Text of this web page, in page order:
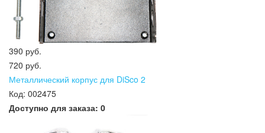
390 руб.
720 руб.
Металлический корпус для DiSco 2
Код: 002475
Доступно для заказа: 0